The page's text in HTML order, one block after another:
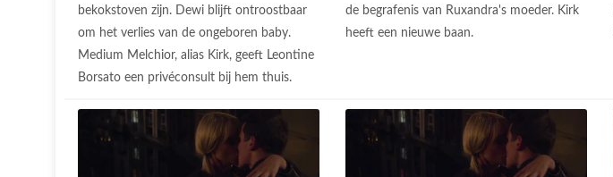
bekokstoven zijn. Dewi blijft ontroostbaar
om het verlies van de ongeboren baby.
Medium Melchior, alias Kirk, geeft Leontine
Borsato een privéconsult bij hem thuis.
de begrafenis van Ruxandra's moeder. Kirk
heeft een nieuwe baan.